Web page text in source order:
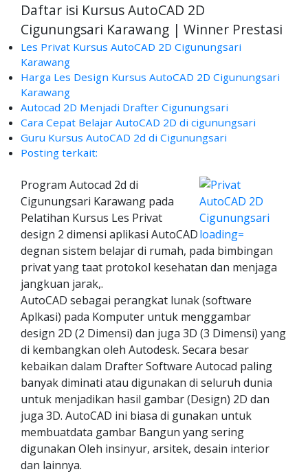
Daftar isi Kursus AutoCAD 2D
Cigunungsari Karawang | Winner Prestasi
Les Privat Kursus AutoCAD 2D Cigunungsari
Karawang
Harga Les Design Kursus AutoCAD 2D Cigunungsari
Karawang
Autocad 2D Menjadi Drafter Cigunungsari
Cara Cepat Belajar AutoCAD 2D di cigunungsari
Guru Kursus AutoCAD 2d di Cigunungsari
Posting terkait:
Program Autocad 2d di
Cigunungsari Karawang pada
Pelatihan Kursus Les Privat
design 2 dimensi aplikasi AutoCAD
degnan sistem belajar di rumah, pada bimbingan
privat yang taat protokol kesehatan dan menjaga
jangkuan jarak,.
AutoCAD sebagai perangkat lunak (software
Aplkasi) pada Komputer untuk menggambar
design 2D (2 Dimensi) dan juga 3D (3 Dimensi) yang
di kembangkan oleh Autodesk. Secara besar
kebaikan dalam Drafter Software Autocad paling
banyak diminati atau digunakan di seluruh dunia
untuk menjadikan hasil gambar (Design) 2D dan
juga 3D. AutoCAD ini biasa di gunakan untuk
membuatdata gambar Bangun yang sering
digunakan Oleh insinyur, arsitek, desain interior
dan lainnya.